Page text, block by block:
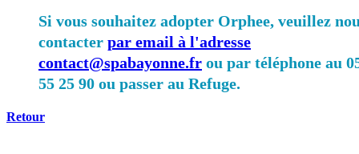
Si vous souhaitez adopter Orphee, veuillez
contacter par email à l'adresse
contact@spabayonne.fr ou par téléphone au
55 25 90 ou passer au Refuge.
Retour